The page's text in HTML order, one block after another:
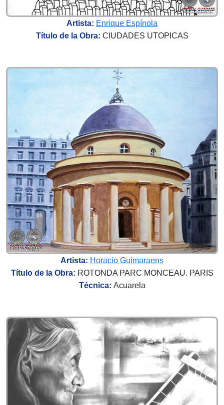
Artista: Enrique Espínola
Título de la Obra: CIUDADES UTOPICAS
Artista: Horacio Guimaraens
Título de la Obra: ROTONDA PARC MONCEAU. PARIS
Técnica: Acuarela